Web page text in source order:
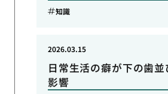
知識
日常生活の癖が下の歯並
影響
2026.03.15